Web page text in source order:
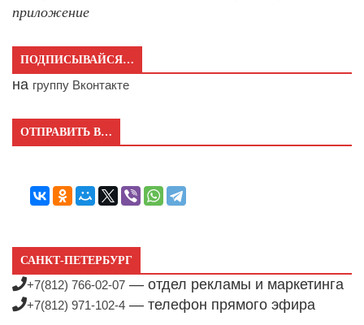
приложение
ПОДПИСЫВАЙСЯ…
на группу Вконтакте
ОТПРАВИТЬ В…
САНКТ-ПЕТЕРБУРГ
+7(812) 766-02-07 — отдел рекламы и маркетинга
+7(812) 971-102-4 — телефон прямого эфира